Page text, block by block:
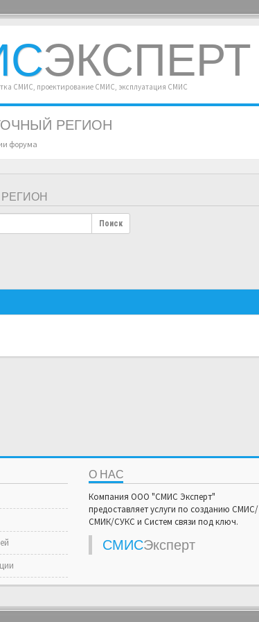
ЭКСПЕРТ
СМИС, проектирование СМИС, эксплуатация СМИС
РЕГИОН
форума
Поиск
О НАС
Компания ООО "СМИС Эксперт"
предоставляет услуги по созданию СМИС/
СМИК/СУКС и Систем связи под ключ.
СМИСЭксперт